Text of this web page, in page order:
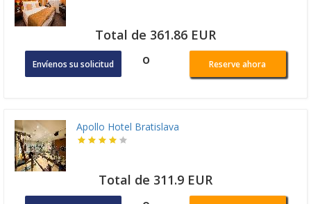
Total de 361.86 EUR
Envíenos su solicitud o Reserve ahora
Apollo Hotel Bratislava
Total de 311.9 EUR